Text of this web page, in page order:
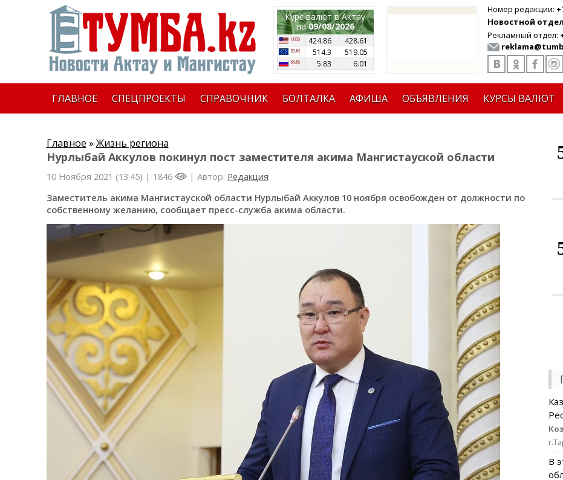
Курс валют в Актау
на09/08/2026
424.86
428.61
514.3
519.05
5.83
6.01
Номер редакции:
Новостной отдел:
Рекламный отдел:
ГЛАВНОЕ СПЕЦПРОЕКТЫ СПРАВОЧНИК БОЛТАЛКА АФИША ОБЪЯВЛЕНИЯ КУРСЫ ВАЛЮТ
Главное » Жизнь региона
Нурлыбай Аккулов покинул пост заместителя акима Мангистауской области
10 Ноября 2021 (13:45) | 1846 | Автор: Редакция
Заместитель акима Мангистауской области Нурлыбай Аккулов 10 ноября освобожден от должности по
собственному желанию, сообщает пресс-служба акима области.
В